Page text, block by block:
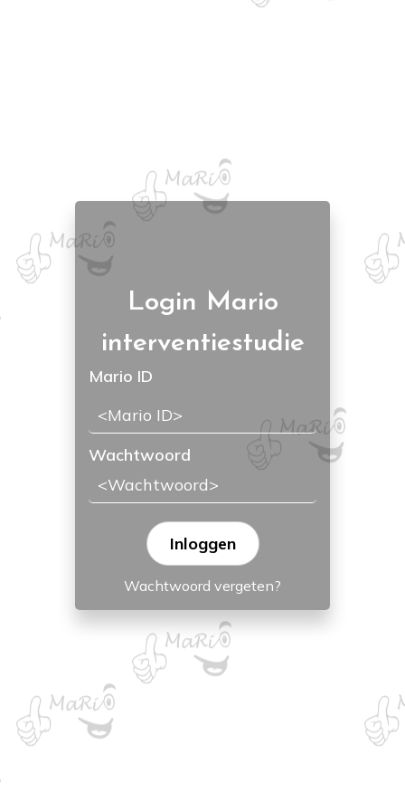
Login Mario
interventiestudie
Mario ID
Wachtwoord
Wachtwoord vergeten?